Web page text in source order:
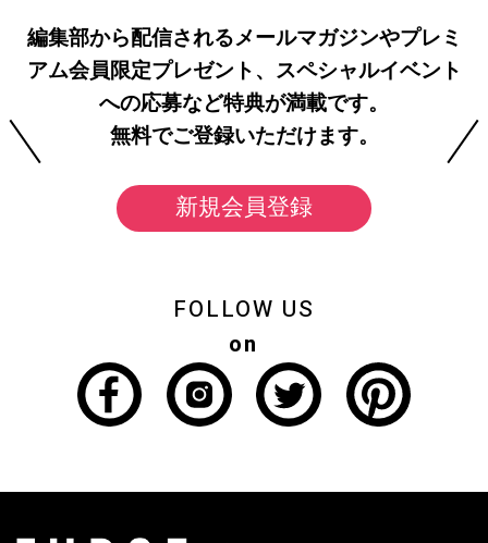
編集部から配信されるメールマガジンやプレミ
アム会員限定プレゼント、スペシャルイベント
への応募など特典が満載です。
無料でご登録いただけます。
新規会員登録
FOLLOW US
on